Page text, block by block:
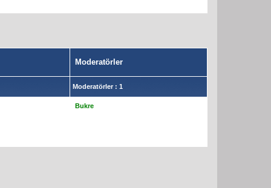
Moderatörler
Moderatörler : 1
Bukre